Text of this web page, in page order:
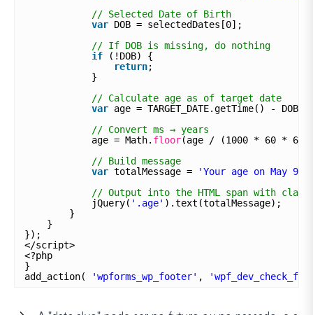
// Selected Date of Birth
var DOB = selectedDates[0];
// If DOB is missing, do nothing
if
(!DOB) {
return;
}
// Calculate age as of target date
var age = TARGET_DATE.getTime() -
// Convert ms → years
age = Math. floor(age / (1000 * 60 * 60
// Build message
var totalMessage =
'Your age on May
// Output into the HTML span with class
jQuery( '.age' ).text(totalMessage);
}
}
});
</script>
<?php
}
add_action(
'wpforms_wp_footer' ,